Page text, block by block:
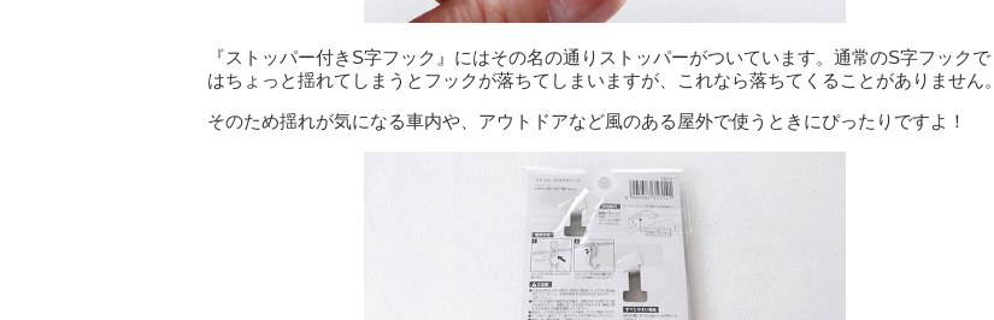
『ストッパー付きS字フック』にはその名の通りストッパーがついています。通常のS字フックで
はちょっと揺れてしまうとフックが落ちてしまいますが、これなら落ちてくることがありません。
そのため揺れが気になる車内や、アウトドアなど風のある屋外で使うときにぴったりですよ！